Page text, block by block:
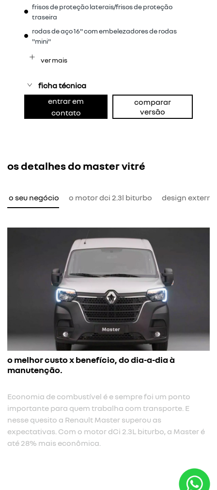
frisos de proteção laterais/frisos de proteção
traseira
rodas de aço 16" com embelezadores de rodas
"mini"
ver mais
ficha técnica
entrar em
contato
comparar
versão
os detalhes do master vitré
o seu negócio o motor dci 2.3l biturbo design externo
o melhor custo x benefício, do dia-a-dia à
manutenção.
Economia de combustível é e sempre foi um ponto
importante para quem trabalha com transporte. E
nesse quesito a Renault Master superou as
expectativas. Com o motor dCi 2.3L biturbo, a Master é
até 28% mais econômica.​